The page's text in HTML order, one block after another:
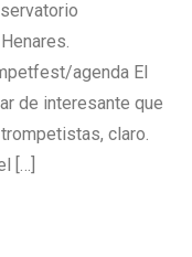
agenda El
de interesante que
claro.
[…]